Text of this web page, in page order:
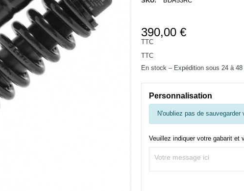
390,00 €
TTC
TTC
En stock – Expédition sous 24 à 48
Personnalisation
N'oubliez pas de
Veuillez indiquer votre gabarit et